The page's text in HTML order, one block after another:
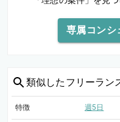
専属コンシ
類似した フリーラン
特徴 週5日